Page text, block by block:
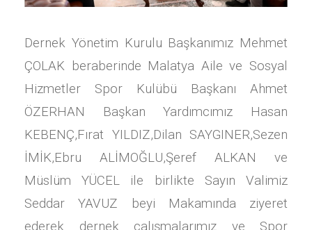
Dernek Yönetim Kurulu Başkanımız Mehmet
ÇOLAK beraberinde Malatya Aile ve Sosyal
Hizmetler Spor Kulübü Başkanı Ahmet
ÖZERHAN Başkan Yardımcımız Hasan
KEBENÇ,Fırat YILDIZ,Dilan SAYGINER,Sezen
İMİK,Ebru ALİMOĞLU,Şeref ALKAN ve
Müslüm YÜCEL ile birlikte Sayın Valimiz
Seddar YAVUZ beyi Makamında ziyeret
ederek dernek çalışmalarımız ve Spor